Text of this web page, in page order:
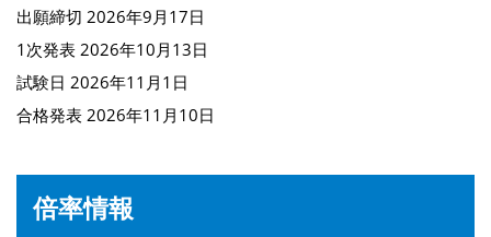
出願締切 2026年9月17日
1次発表 2026年10月13日
試験日 2026年11月1日
合格発表 2026年11月10日
倍率情報